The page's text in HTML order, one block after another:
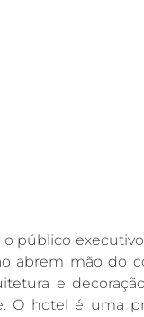
público
abrem mão do
e
O hotel é uma